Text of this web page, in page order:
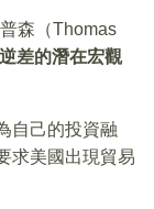
森（Thomas
差的潛在宏觀
自己的投資融
求美國出現貿易